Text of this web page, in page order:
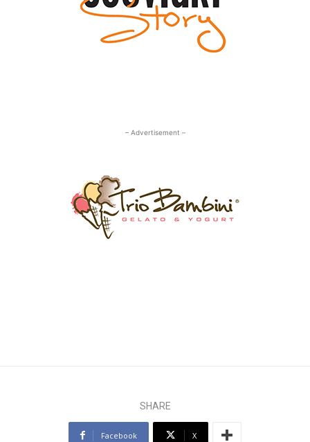
– Advertisement –
SHARE
Facebook X